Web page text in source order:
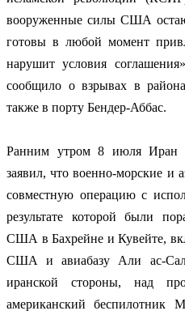
вооруженные силы США
готовы в любой момент
нарушит условия
сообщило о взрывах в
также в порту Бендер-Аббас.
Ранним утром 8 июля Иран
заявил, что военно-морские и
совместную операцию с
результате которой были
США в Бахрейне и Кувейте,
США и авиабазу Али ас-
иранской стороны, над
американский